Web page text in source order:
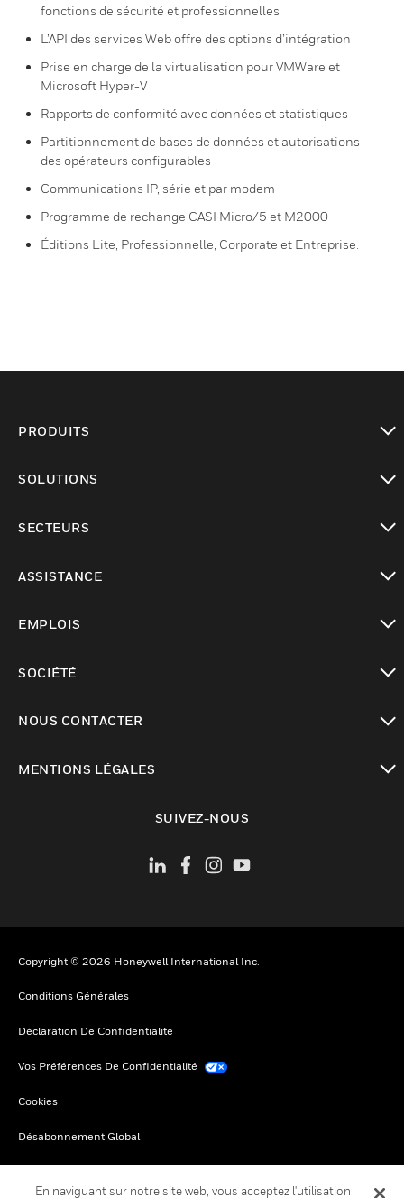
fonctions de sécurité et professionnelles
L’API des services Web offre des options d’intégration
Prise en charge de la virtualisation pour VMWare et
Microsoft Hyper-V
Rapports de conformité avec données et statistiques
Partitionnement de bases de données et autorisations
des opérateurs configurables
Communications IP, série et par modem
Programme de rechange CASI Micro/5 et M2000
Éditions Lite, Professionnelle, Corporate et Entreprise.
PRODUITS
SOLUTIONS
SECTEURS
ASSISTANCE
EMPLOIS
SOCIÉTÉ
NOUS CONTACTER
MENTIONS LÉGALES
SUIVEZ-NOUS
Copyright © 2026 Honeywell International Inc.
Conditions Générales
Déclaration De Confidentialité
Vos Préférences De Confidentialité
Cookies
Désabonnement Global
En naviguant sur notre site web, vous acceptez l'utilisation